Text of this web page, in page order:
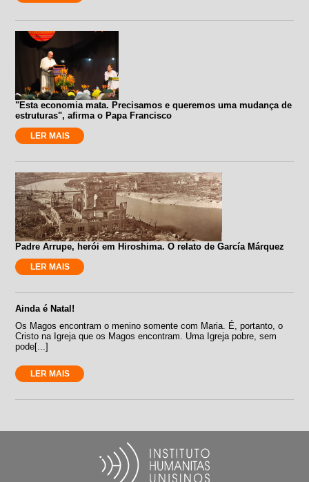
"Esta economia mata. Precisamos e queremos uma mudança de
estruturas", afirma o Papa Francisco
LER MAIS
Padre Arrupe, herói em Hiroshima. O relato de García Márquez
LER MAIS
Ainda é Natal!
Os Magos encontram o menino somente com Maria. É, portanto, o
Cristo na Igreja que os Magos encontram. Uma Igreja pobre, sem
pode[...]
LER MAIS